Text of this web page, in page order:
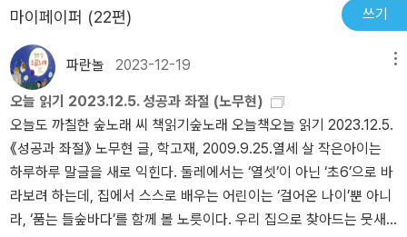
로 내세운 이명박 정부의 통일 정책이란 게 과연 있었을까 싶다. 8. 역
사에 가정은 금물이라지만, 그래도 시간이 갈수록 노무현의 이른 서
거가 아쉽다. 진보 세력이 뚜렷한 구심점 없이 지리멸렬한 모습을 보
일 때마다 그렇다. 하긴 검찰과 언론으로부터 얼마나 더 험한 꼴을 당
했을지 생각하면 그런 바람조차 욕심일지 모른다. 9. 세상이 마음에
안 든다고 세상을 외면하는 우를 범하지 말자. 힘겹게 뿌리 내린 이 땅
의 민주주의가 하늘을 찌를 듯이 자라 풍성한 열매를 맺을 수 있도록
두 눈 크게 뜨고 깨어 있는 시민이 되자. 책장을 덮으며 되새기는 다짐
이다.
무현의 생각은 달랐고 현명했다. 노무현은 말 잘 안듣는 아이를 매로
다스리는게 능사가 아니라는 것을 알고 있었다. 그래서 그는 아이를
달래듯이 하며 서로간에 신뢰를 쌓고 스스로 변화하도록 유도했고 설
득했다. 그 철학을 실천한 것이 '10.4남북공동선언'이고 '서해평화협
력특별지대'와 '공동어로구역' 구상이다. NLL을 오로지 '피'로 지켜야
한다는 생각은 아주 위험하고 근시안 적인 발상이다. 그런 주장을 하
는 사람은 NLL에 대한 어떠한 다른 논의도 요구하지 않기 때문에 '포
기'라는 극단적이고 어리석은 곤조를 부릴 수 밖에 없는 것이다.한쪽
이 넘어오면 무조건 죽이고 싸워야 하는 죽음의 선을 그대로 두면 어
느 누구에게도 이로울 것이 없다는 것은 분명하다. 그렇다면 대통령
노무현이 NLL을 포기했다는 선동에 휘둘리지 않을 사람만 읽을 듯해
서 아쉽기도 하다. 하지만, 단순히 NLL과 관련한 진실 뿐 아니라, 우
리나라 남북한 대화의 맥을 짚을 수 있다. NLL의 기원과 역사를 짚은
뒤, 노무현은 NLL을 지키기로 하되, NLL을 건드리지 않으면서도 남
북 모두 경제적 이익을 얻을 수 있는 포괄적이고 강력한 대안을 만들
어 북의 동의를 받아냈다고 유시민은 정리한다. NLL 문제는 안보군사
지도 위에 평화경제 지도를 크게 덮어 그리는 것으로 해결하려 했다
는 것이다. 정상회담 이후 열린 남북국방장관회담에서는 공동어로구
역 설정방식을 합의하지 못한 것은 NLL을 포기한 것이 아님을 방증한
다. 그런데도, NLL을 포기했다는 말을 선거에서 써 먹고, 또 한편 그
마이페이퍼 (22편) 쓰기
파란놀 2023-12-19
오늘 읽기 2023.12.5. 성공과 좌절 (노무현)
오늘도 까칠한 숲노래 씨 책읽기숲노래 오늘책오늘 읽기 2023.12.5.
《성공과 좌절》 노무현 글, 학고재, 2009.9.25.열세 살 작은아이는
하루하루 말글을 새로 익힌다. 둘레에서는 ‘열셋’이 아닌 ‘초6’으로 바
라보려 하는데, 집에서 스스로 배우는 어린이는 ‘걸어온 나이’뿐 아니
라, ‘품는 들숲바다’를 함께 볼 노릇이다. 우리 집으로 찾아드는 뭇새